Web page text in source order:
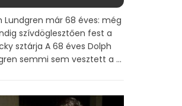
Lundgren már 68 éves: még
szívdöglesztően fest a
sztárja A 68 éves Dolph
semmi sem vesztett a ...